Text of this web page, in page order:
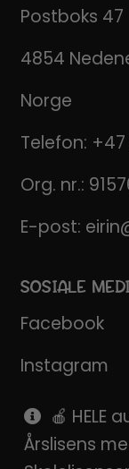
Postboks 47
4854
Norge
Telefon: +47
Org. nr.:
E-post:
SOSIALE
Facebook
Instagram
Pinterest
SnapChat
🍎 HELE
Årslisens